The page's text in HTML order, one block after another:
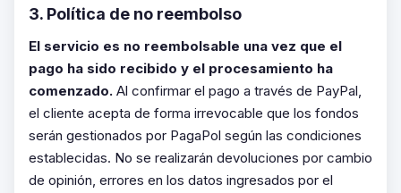
3. Política de no reembolso
El servicio es no reembolsable una vez que el
pago ha sido recibido y el procesamiento ha
comenzado. Al confirmar el pago a través de PayPal,
el cliente acepta de forma irrevocable que los fondos
serán gestionados por PagaPol según las condiciones
establecidas. No se realizarán devoluciones por cambio
de opinión, errores en los datos ingresados por el